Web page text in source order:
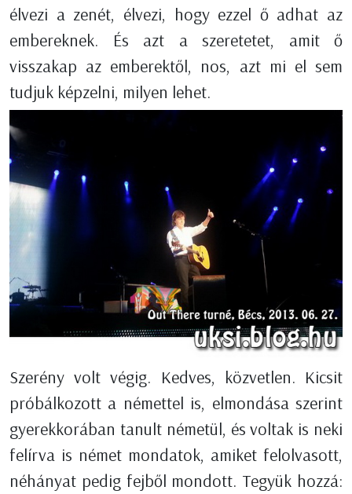
élvezi a zenét, élvezi, hogy ezzel ő adhat az
embereknek. És azt a szeretetet, amit ő
visszakap az emberektől, nos, azt mi el sem
tudjuk képzelni, milyen lehet.
Szerény volt végig. Kedves, közvetlen. Kicsit
próbálkozott a némettel is, elmondása szerint
gyerekkorában tanult németül, és voltak is neki
felírva is német mondatok, amiket felolvasott,
néhányat pedig fejből mondott. Tegyük hozzá: